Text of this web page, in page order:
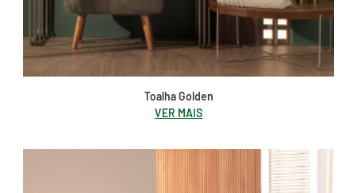
Toalha Golden
VER MAIS